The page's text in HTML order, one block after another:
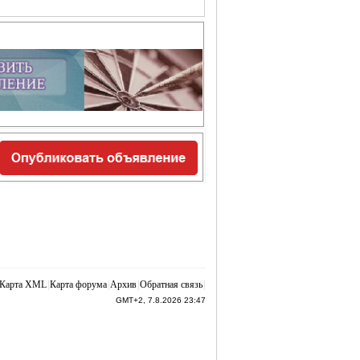
Карта XML|Карта форума|Архив|Обратная связь|
GMT+2, 7.8.2026 23:47